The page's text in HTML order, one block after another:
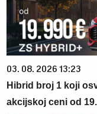
03. 08. 2026 13:23
Hibrid broj 1 koji
akcijskoj ceni od